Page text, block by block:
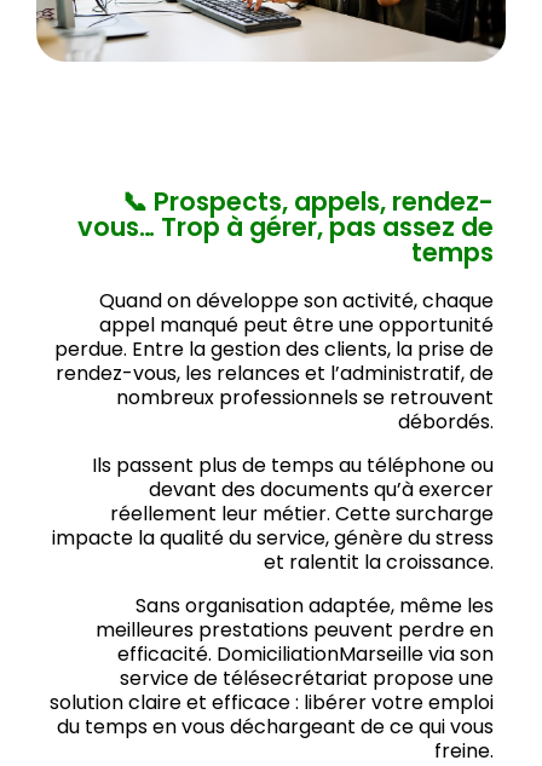
📞 Prospects, appels, rendez-
vous… Trop à gérer, pas assez de
temps
Quand on développe son activité, chaque
appel manqué peut être une opportunité
perdue. Entre la gestion des clients, la prise de
rendez-vous, les relances et l’administratif, de
nombreux professionnels se retrouvent
débordés.
Ils passent plus de temps au téléphone ou
devant des documents qu’à exercer
réellement leur métier. Cette surcharge
impacte la qualité du service, génère du stress
et ralentit la croissance.
Sans organisation adaptée, même les
meilleures prestations peuvent perdre en
efficacité. DomiciliationMarseille via son
service de télésecrétariat propose une
solution claire et efficace : libérer votre emploi
du temps en vous déchargeant de ce qui vous
freine.